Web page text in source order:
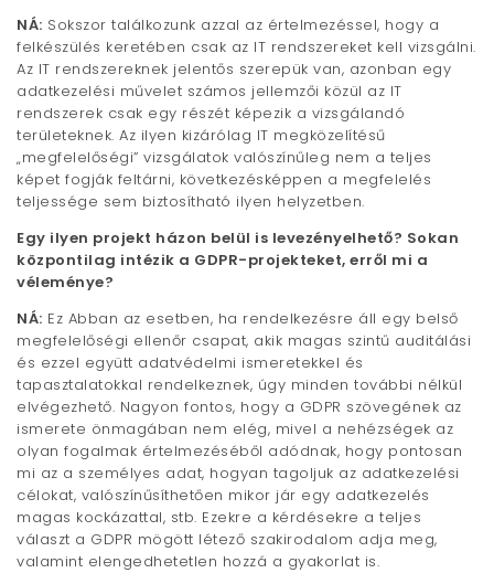
NÁ: Sokszor találkozunk azzal az értelmezéssel, hogy a
felkészülés keretében csak az IT rendszereket kell vizsgálni.
Az IT rendszereknek jelentős szerepük van, azonban egy
adatkezelési művelet számos jellemzői közül az IT
rendszerek csak egy részét képezik a vizsgálandó
területeknek. Az ilyen kizárólag IT megközelítésű
„megfelelőségi” vizsgálatok valószínűleg nem a teljes
képet fogják feltárni, következésképpen a megfelelés
teljessége sem biztosítható ilyen helyzetben.
Egy ilyen projekt házon belül is levezényelhető? Sokan
központilag intézik a GDPR-projekteket, erről mi a
véleménye?
NÁ: Ez Abban az esetben, ha rendelkezésre áll egy belső
megfelelőségi ellenőr csapat, akik magas szintű auditálási
és ezzel együtt adatvédelmi ismeretekkel és
tapasztalatokkal rendelkeznek, úgy minden további nélkül
elvégezhető. Nagyon fontos, hogy a GDPR szövegének az
ismerete önmagában nem elég, mivel a nehézségek az
olyan fogalmak értelmezéséből adódnak, hogy pontosan
mi az a személyes adat, hogyan tagoljuk az adatkezelési
célokat, valószínűsíthetően mikor jár egy adatkezelés
magas kockázattal, stb. Ezekre a kérdésekre a teljes
választ a GDPR mögött létező szakirodalom adja meg,
valamint elengedhetetlen hozzá a gyakorlat is.